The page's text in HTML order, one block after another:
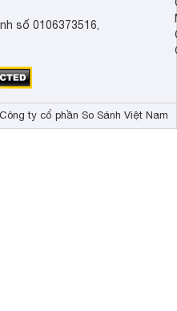
số 0106373516,
ty cổ phần So Sánh Việt Nam